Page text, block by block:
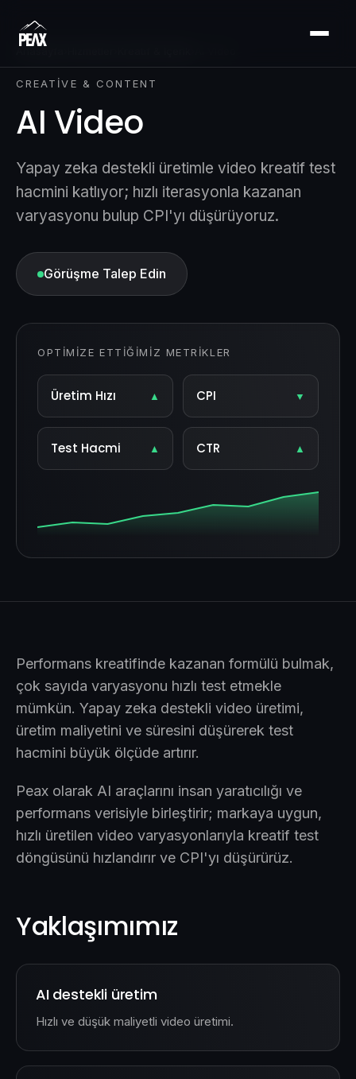
CREATIVE & CONTENT
AI Video
Yapay zeka destekli üretimle video kreatif test
hacmini katlıyor; hızlı iterasyonla kazanan
varyasyonu bulup CPI'yı düşürüyoruz.
Görüşme Talep Edin
OPTIMIZE ETTIĞIMIZ METRIKLER
Üretim Hızı ▲ CPI ▼
Test Hacmi ▲ CTR ▲
Performans kreatifinde kazanan formülü bulmak,
çok sayıda varyasyonu hızlı test etmekle
mümkün. Yapay zeka destekli video üretimi,
üretim maliyetini ve süresini düşürerek test
hacmini büyük ölçüde artırır.
Peax olarak AI araçlarını insan yaratıcılığı ve
performans verisiyle birleştirir; markaya uygun,
hızlı üretilen video varyasyonlarıyla kreatif test
döngüsünü hızlandırır ve CPI'yı düşürürüz.
Yaklaşımımız
AI destekli üretim
Hızlı ve düşük maliyetli video üretimi.